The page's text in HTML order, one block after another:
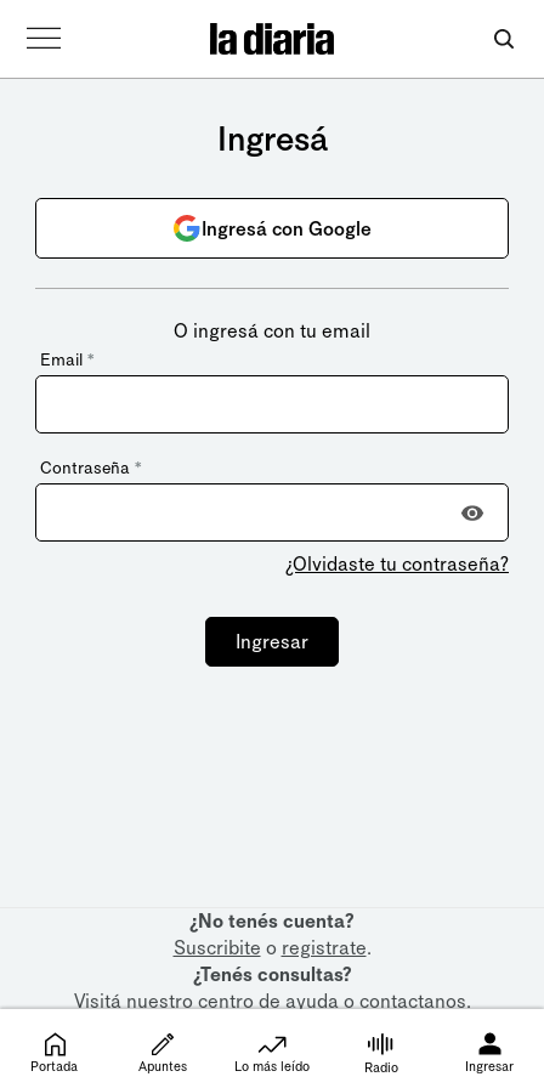
Ingresá
Ingresá con Google
O ingresá con tu email
Email *
Contraseña *
¿Olvidaste tu contraseña?
Ingresar
¿No tenés cuenta?
Suscribite o registrate.
¿Tenés consultas?
Visitá nuestrocentro de ayudaocontactanos.
Portada Apuntes Lo más leído Radio Ingresar